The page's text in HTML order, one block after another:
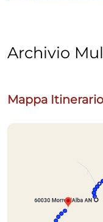
Archivio
Mappa